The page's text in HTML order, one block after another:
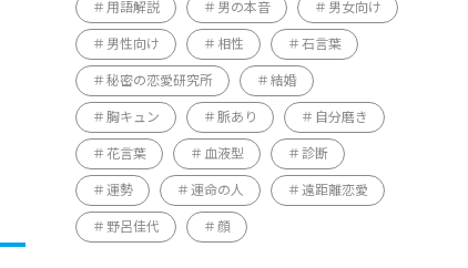
用語解説 男の本音 男女向け
男性向け 相性 石言葉
秘密の恋愛研究所 結婚
胸キュン 脈あり 自分磨き
花言葉 血液型 診断
運勢 運命の人 遠距離恋愛
野呂佳代 顔